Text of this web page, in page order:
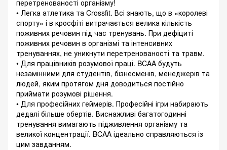
перетренованості організму!
• Легка атлетика та Crossfit. Всі знають, що в «королеві
спорту» і в кросфіті витрачається велика кількість
поживних речовин під час тренувань. При дефіциті
поживних речовин в організмі та інтенсивних
тренуваннях, не уникнути перетренованості та травм.
• Для працівників розумової праці. BCAA будуть
незамінними для студентів, бізнесменів, менеджерів та
людей, яким протягом дня доводиться постійно
приймати розумові рішення.
• Для професійних геймерів. Професійні ігри набирають
дедалі більше обертів. Виснажливі багатогодинні
тренування вимагають підживлення організму та
великої концентрації. BCAA ідеально справляються із
цим завданням.